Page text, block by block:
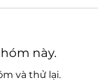
này.
và thử lại.